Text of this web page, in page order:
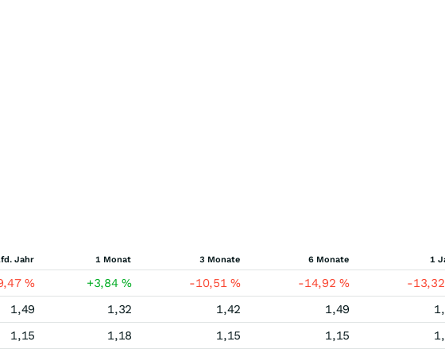
Jahr 1 Monat 3 Monate 6 Monate 1
% +3,84% -10,51% -14,92% -
1,49 1,32 1,42 1,49
1,15 1,18 1,15 1,15